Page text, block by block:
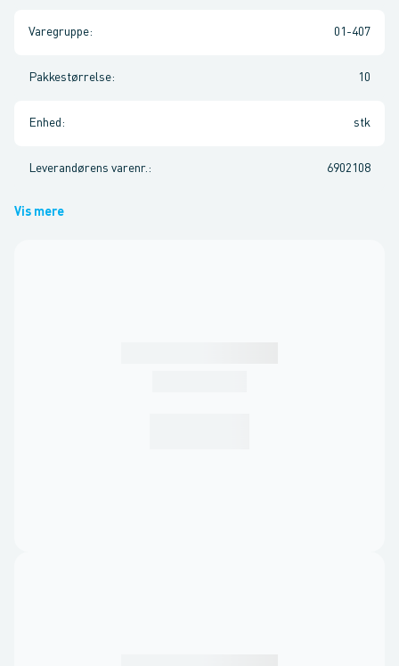
Varegruppe: 01-407
Pakkestørrelse: 10
Enhed : stk
Leverandørens varenr. : 6902108
Vis mere